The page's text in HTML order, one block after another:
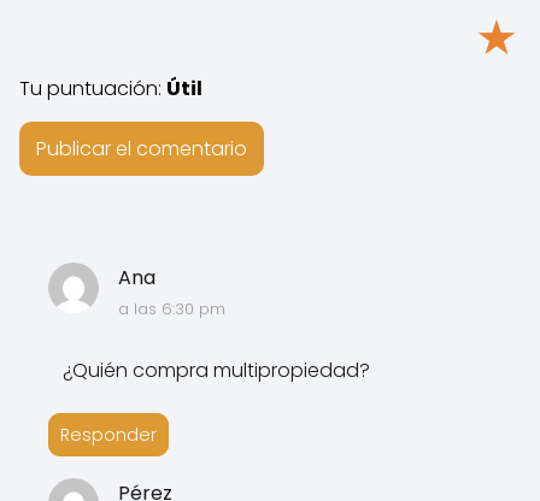
Ana
a las 6:30 pm
¿Quién compra multipropiedad?
Responder
Pérez
★
Tu puntuación: Útil